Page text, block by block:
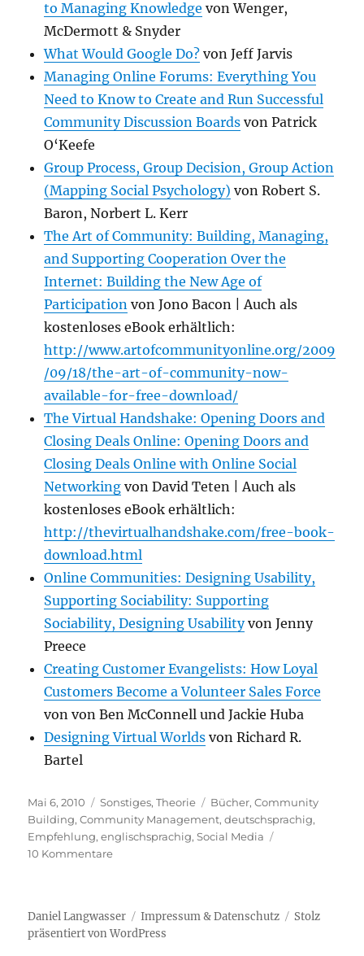
to Managing Knowledge von Wenger,
McDermott & Snyder
What Would Google Do? von Jeff Jarvis
Managing Online Forums: Everything You
Need to Know to Create and Run Successful
Community Discussion Boards von Patrick
O‘Keefe
Group Process, Group Decision, Group Action
(Mapping Social Psychology) von Robert S.
Baron, Norbert L. Kerr
The Art of Community: Building, Managing,
and Supporting Cooperation Over the
Internet: Building the New Age of
Participation von Jono Bacon | Auch als
kostenloses eBook erhältlich:
http://www.artofcommunityonline.org/2009
/09/18/the-art-of-community-now-
available-for-free-download/
The Virtual Handshake: Opening Doors and
Closing Deals Online: Opening Doors and
Closing Deals Online with Online Social
Networking von David Teten | Auch als
kostenloses eBook erhältlich:
http://thevirtualhandshake.com/free-book-
download.html
Online Communities: Designing Usability,
Supporting Sociability: Supporting
Sociability, Designing Usabilityvon Jenny
Preece
Creating Customer Evangelists: How Loyal
Customers Become a Volunteer Sales Force
von von Ben McConnell und Jackie Huba
Designing Virtual Worlds von Richard R.
Bartel
Veröffentlicht
am
Mai 6, 2010 Kategorien
Sonstiges,Theorie Schlagwörter
Bücher,Community
Building,Community Management,deutschsprachig,
Empfehlung,englischsprachig,Social Media
10 Kommentarezu
Community
Management
Daniel Langwasser Impressum & Datenschutz
Stolz
präsentiert von WordPress